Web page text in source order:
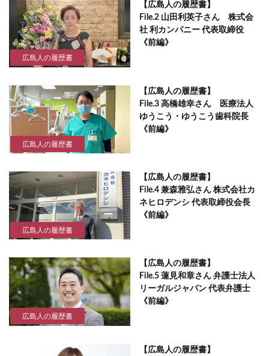
広島人の履歴書
【広島人の履歴書】
File.2 山田利英子さん 株式会
社 利カンパニー 代表取締役
《前編》
広島人の履歴書
【広島人の履歴書】
File.3 高橋雄幸さん 医療法人
ゆうこう・ゆうこう歯科院長
《前編》
広島人の履歴書
【広島人の履歴書】
File.4 兼森雅弘さん 株式会社カ
ネヒロデンシ 代表取締役会長
《前編》
広島人の履歴書
【広島人の履歴書】
File.5 蓮見和章さん 弁護士法人
リーガルジャパン 代表弁護士
《前編》
【広島人の履歴書】